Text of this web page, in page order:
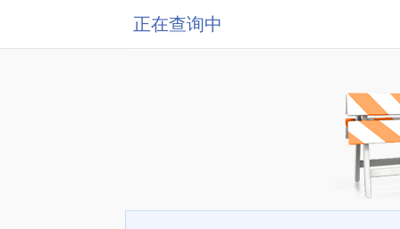
正在查询中